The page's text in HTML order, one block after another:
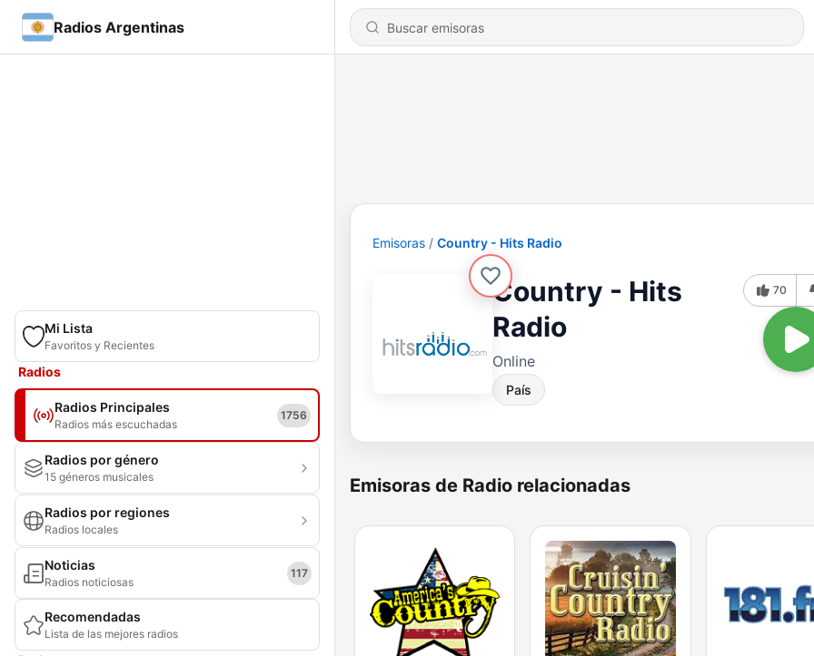
Radios Argentinas
Mi Lista
Favoritos y Recientes
Radios
Radios Principales
Radios más escuchadas
1756
Radios por género
15 géneros musicales
Radios por regiones
Radios locales
Noticias
Radios noticiosas
117
Recomendadas
Lista de las mejores radios
Emisoras Country - Hits Radio
Country - Hits
Radio
Online
País
70
Emisoras de Radio relacionadas